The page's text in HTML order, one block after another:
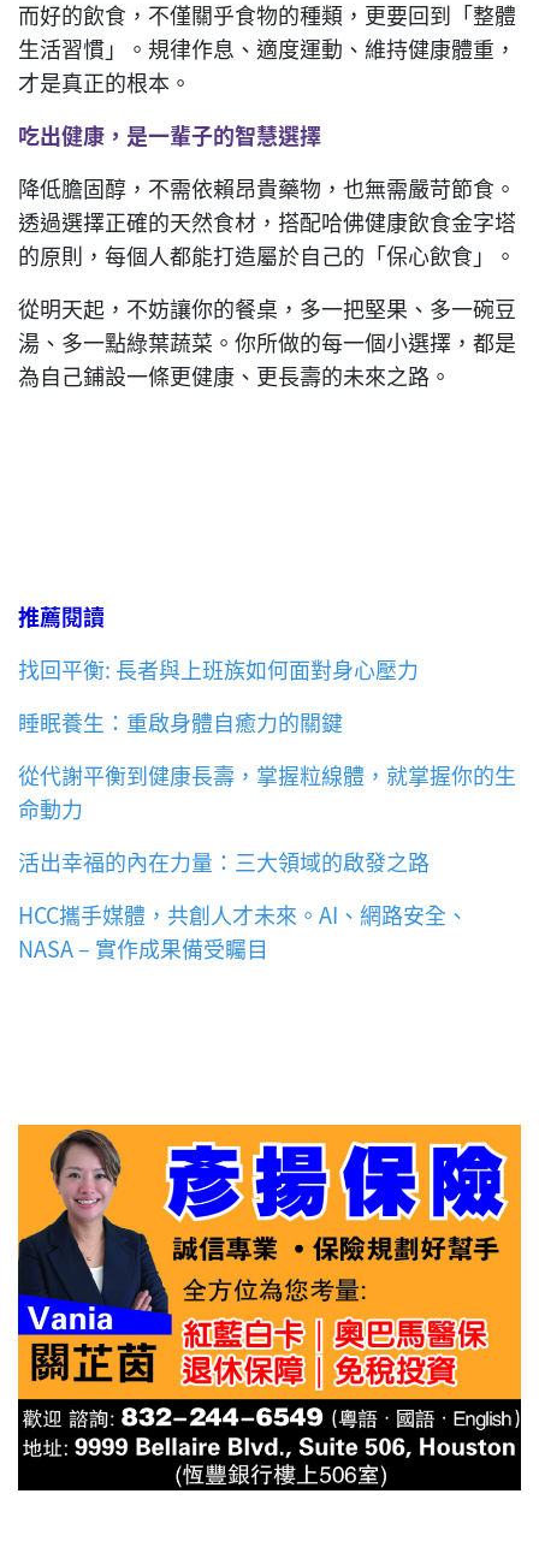
而好的飲食，不僅關乎食物的種類，更要回到「整體
生活習慣」。規律作息、適度運動、維持健康體重，
才是真正的根本。
吃出健康，是一輩子的智慧選擇
降低膽固醇，不需依賴昂貴藥物，也無需嚴苛節食。
透過選擇正確的天然食材，搭配哈佛健康飲食金字塔
的原則，每個人都能打造屬於自己的「保心飲食」。
從明天起，不妨讓你的餐桌，多一把堅果、多一碗豆
湯、多一點綠葉蔬菜。你所做的每一個小選擇，都是
為自己鋪設一條更健康、更長壽的未來之路。
推薦閱讀
找回平衡: 長者與上班族如何面對身心壓力
睡眠養生：重啟身體自癒力的關鍵
從代謝平衡到健康長壽，掌握粒線體，就掌握你的生
命動力
活出幸福的內在力量：三大領域的啟發之路
HCC攜手媒體，共創人才未來。AI、網路安全、
NASA – 實作成果備受矚目